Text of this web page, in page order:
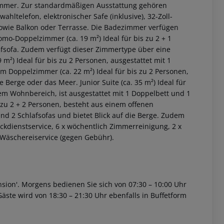
Zur standardmäßigen Ausstattung gehören
elektronischer Safe (inklusive), 32-Zoll-
Balkon oder Terrasse. Die Badezimmer verfügen
Doppelzimmer (ca. 19 m²) Ideal für bis zu 2 + 1
Zudem verfügt dieser Zimmertype über eine
Ideal für bis zu 2 Personen, ausgestattet mit 1
Doppelzimmer (ca. 22 m²) Ideal für bis zu 2 Personen,
Berge oder das Meer. Junior Suite (ca. 35 m²) Ideal für
Wohnbereich, ist ausgestattet mit 1 Doppelbett und 1
2 + 2 Personen, besteht aus einem offenen
2 Schlafsofas und bietet Blick auf die Berge. Zudem
6 x wöchentlich Zimmerreinigung, 2 x
(gegen Gebühr).
Morgens bedienen Sie sich von 07:30 – 10:00 Uhr
wird von 18:30 – 21:30 Uhr ebenfalls in Buffetform